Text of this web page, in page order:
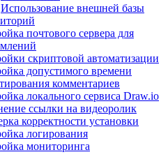
Использование внешней базы
почтового сервера для
скриптовой автоматизации
допустимого времени
комментариев
локального сервиса Draw.io
ссылки на видеоролик
корректности установки
логирования
мониторинга